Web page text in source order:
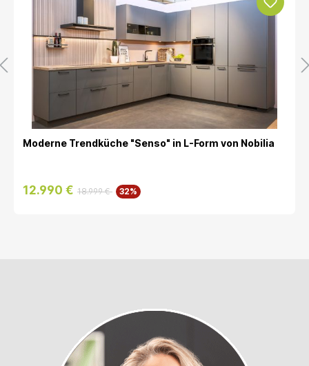
Moderne Trendküche "Senso" in L-Form von Nobilia
12.990 € 18.999 € 32%